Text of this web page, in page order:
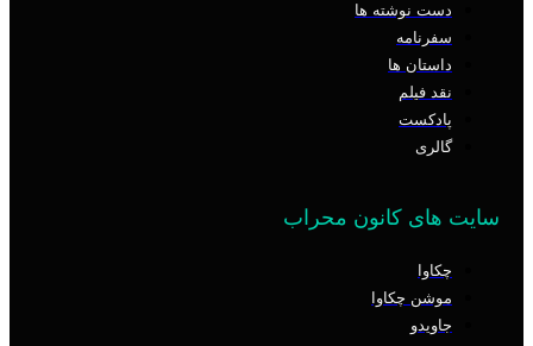
دست نوشته ها
سفرنامه
داستان ها
نقد فیلم
پادکست
گالری
سایت های کانون محراب
چکاوا
موشن چکاوا
جاویدو